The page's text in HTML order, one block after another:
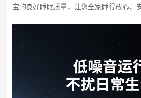
宝的良好睡眠质量，让您全家睡得放心、安